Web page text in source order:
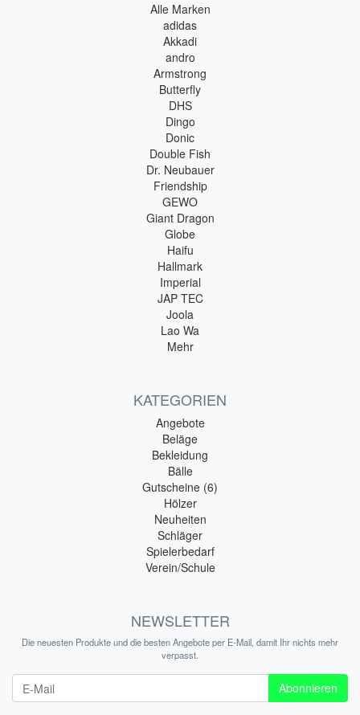
Alle Marken
adidas
Akkadi
andro
Armstrong
Butterfly
DHS
Dingo
Donic
Double Fish
Dr. Neubauer
Friendship
GEWO
Giant Dragon
Globe
Haifu
Hallmark
Imperial
JAP TEC
Joola
Lao Wa
Mehr
KATEGORIEN
Angebote
Beläge
Bekleidung
Bälle
Gutscheine (6)
Hölzer
Neuheiten
Schläger
Spielerbedarf
Verein/Schule
NEWSLETTER
Die neuesten Produkte und die besten Angebote per E-Mail, damit Ihr nichts mehr
verpasst.
Abonnieren